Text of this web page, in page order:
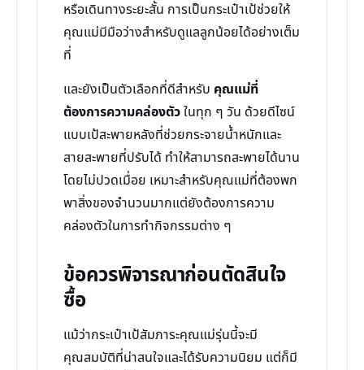
หรือเดินทางระยะสั้น การเป็นกระเป๋าเป้ช่วยให้
คุณแม่มีมือว่างสำหรับดูแลลูกน้อยได้อย่างเต็ม
ที่
และยังเป็นตัวเลือกที่ดีสำหรับ คุณแม่ที่
ต้องการความคล่องตัวในทุก ๆ วัน ด้วยดีไซน์
แบบเป้สะพายหลังที่ช่วยกระจายน้ำหนักและ
สายสะพายที่ปรับได้ ทำให้สามารถสะพายได้นาน
โดยไม่ปวดเมื่อย เหมาะสำหรับคุณแม่ที่ต้องพก
พาสิ่งของจำนวนมากแต่ยังต้องการความ
คล่องตัวในการทำกิจกรรมต่าง ๆ
ข้อควรพิจารณาก่อนตัดสินใจ
ซื้อ
แม้ว่ากระเป๋าเป้สัมภาระคุณแม่รุ่นนี้จะมี
คุณสมบัติที่น่าสนใจและได้รับความนิยม แต่ก็มี